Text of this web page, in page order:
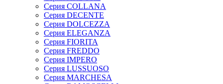
Серия COLLANA
Серия DECENTE
Серия DOLCEZZA
Серия ELEGANZA
Серия FIORITA
Серия FREDDO
Серия IMPERO
Серия LUSSUOSO
Серия MARCHESA